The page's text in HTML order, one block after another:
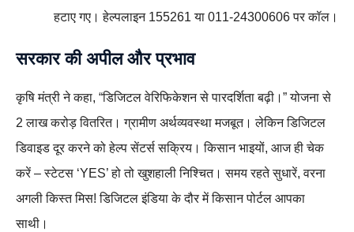
हटाए गए। हेल्पलाइन 155261 या 011-24300606 पर कॉल।​
सरकार की अपील और प्रभाव
कृषि मंत्री ने कहा, “डिजिटल वेरिफिकेशन से पारदर्शिता बढ़ी।” योजना से
2 लाख करोड़ वितरित। ग्रामीण अर्थव्यवस्था मजबूत। लेकिन डिजिटल
डिवाइड दूर करने को हेल्प सेंटर्स सक्रिय। किसान भाइयों, आज ही चेक
करें – स्टेटस ‘YES’ हो तो खुशहाली निश्चित। समय रहते सुधारें, वरना
अगली किस्त मिस! डिजिटल इंडिया के दौर में किसान पोर्टल आपका
साथी।